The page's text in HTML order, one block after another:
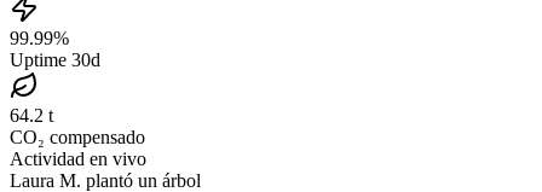
99.99%
Uptime 30d
64.2 t
CO₂ compensado
Actividad en vivo
Laura M. plantó un árbol